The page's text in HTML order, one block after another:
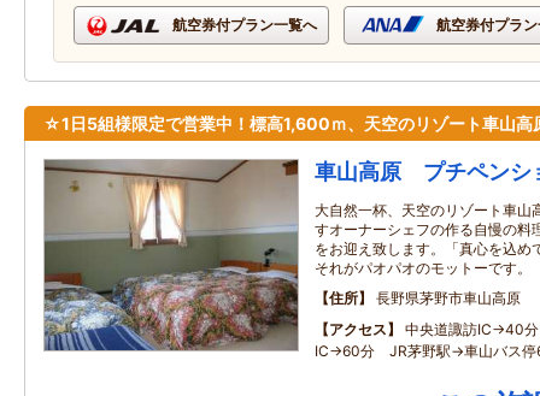
航空券付プラン一覧へ 航空券付プラ
☆1日5組様限定で営業中！標高1,600ｍ、天空のリゾート車山高
車山高原 プチペン
大自然一杯、天空のリゾート車山
すオーナーシェフの作る自慢の料
をお迎え致します。「真心を込め
それがパオパオのモットーです。
住所
長野県茅野市車山高原
アクセス
中央道諏訪IC→40
IC→60分 JR茅野駅→車山バス停